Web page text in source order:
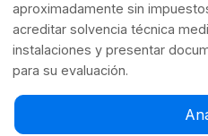
aproximadamente sin
acreditar solvencia técnica
instalaciones y presentar
para su evaluación.